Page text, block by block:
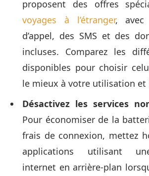
proposent des offres
voyages à l’étranger, avec
d’appel, des SMS et des
incluses. Comparez les
disponibles pour choisir
le mieux à votre utilisation et
Désactivez les services
Pour économiser de la
frais de connexion, mettez
applications utilisant
internet en arrière-plan